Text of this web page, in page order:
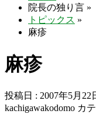
院長の独り言 »
トピックス »
麻疹
麻疹
投稿日 : 2007年5月22
kachigawakodomo カ